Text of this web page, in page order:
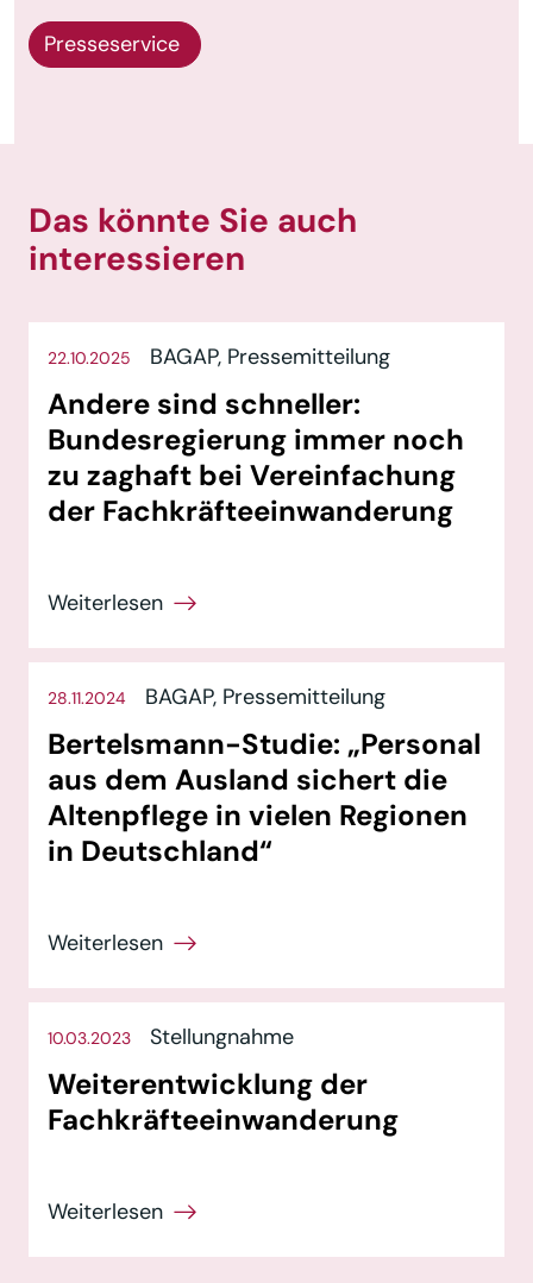
Presseservice
Das könnte Sie auch
interessieren
22.10.2025 BAGAP, Pressemitteilung
Andere sind schneller:
Bundesregierung immer noch
zu zaghaft bei Vereinfachung
der Fachkräfteeinwanderung
28.11.2024 BAGAP, Pressemitteilung
Bertelsmann-Studie: „Personal
aus dem Ausland sichert die
Altenpflege in vielen Regionen
in Deutschland“
10.03.2023 Stellungnahme
Weiterentwicklung der
Fachkräfteeinwanderung